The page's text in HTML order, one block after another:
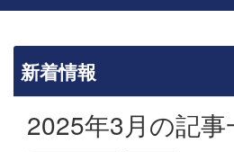
新着情報
2025年3月の記事